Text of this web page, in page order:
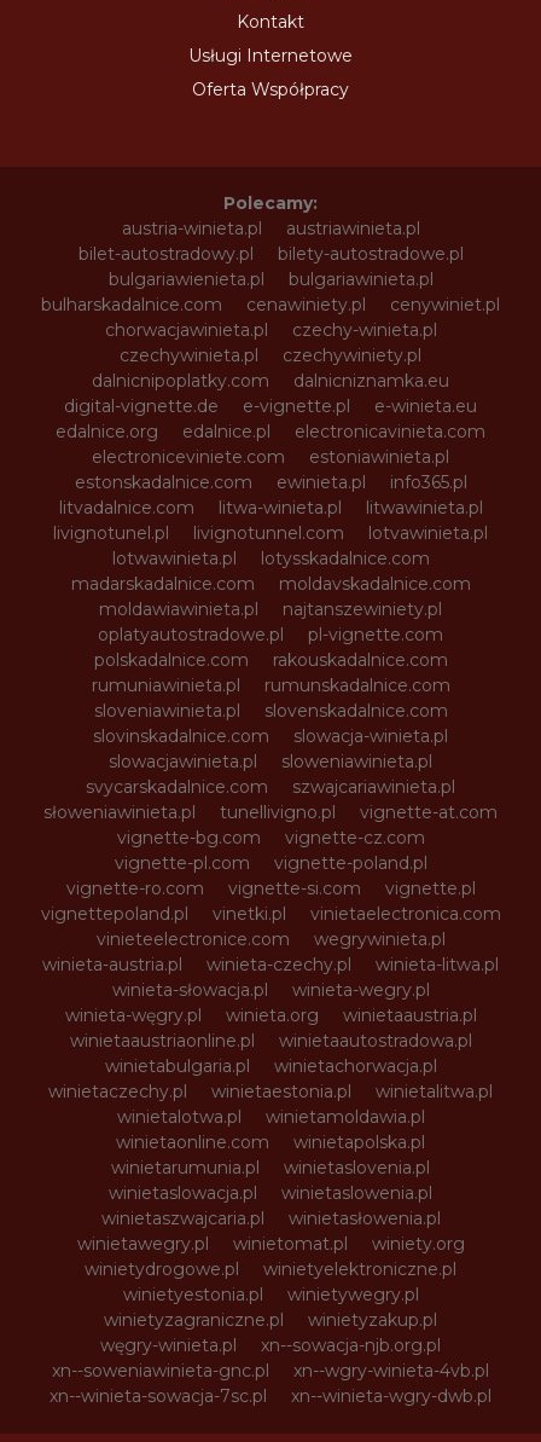
Kontakt
Usługi Internetowe
Oferta Współpracy
Polecamy:
austria-winieta.pl
austriawinieta.pl
bilet-autostradowy.pl
bilety-autostradowe.pl
bulgariawienieta.pl
bulgariawinieta.pl
bulharskadalnice.com
cenawiniety.pl
cenywiniet.pl
chorwacjawinieta.pl
czechy-winieta.pl
czechywinieta.pl
czechywiniety.pl
dalnicnipoplatky.com
dalnicniznamka.eu
digital-vignette.de
e-vignette.pl
e-winieta.eu
edalnice.org
edalnice.pl
electronicavinieta.com
electroniceviniete.com
estoniawinieta.pl
estonskadalnice.com
ewinieta.pl
info365.pl
litvadalnice.com
litwa-winieta.pl
litwawinieta.pl
livignotunel.pl
livignotunnel.com
lotvawinieta.pl
lotwawinieta.pl
lotysskadalnice.com
madarskadalnice.com
moldavskadalnice.com
moldawiawinieta.pl
najtanszewiniety.pl
oplatyautostradowe.pl
pl-vignette.com
polskadalnice.com
rakouskadalnice.com
rumuniawinieta.pl
rumunskadalnice.com
sloveniawinieta.pl
slovenskadalnice.com
slovinskadalnice.com
slowacja-winieta.pl
slowacjawinieta.pl
sloweniawinieta.pl
svycarskadalnice.com
szwajcariawinieta.pl
słoweniawinieta.pl
tunellivigno.pl
vignette-at.com
vignette-bg.com
vignette-cz.com
vignette-pl.com
vignette-poland.pl
vignette-ro.com
vignette-si.com
vignette.pl
vignettepoland.pl
vinetki.pl
vinietaelectronica.com
vinieteelectronice.com
wegrywinieta.pl
winieta-austria.pl
winieta-czechy.pl
winieta-litwa.pl
winieta-słowacja.pl
winieta-wegry.pl
winieta-węgry.pl
winieta.org
winietaaustria.pl
winietaaustriaonline.pl
winietaautostradowa.pl
winietabulgaria.pl
winietachorwacja.pl
winietaczechy.pl
winietaestonia.pl
winietalitwa.pl
winietalotwa.pl
winietamoldawia.pl
winietaonline.com
winietapolska.pl
winietarumunia.pl
winietaslovenia.pl
winietaslowacja.pl
winietaslowenia.pl
winietaszwajcaria.pl
winietasłowenia.pl
winietawegry.pl
winietomat.pl
winiety.org
winietydrogowe.pl
winietyelektroniczne.pl
winietyestonia.pl
winietywegry.pl
winietyzagraniczne.pl
winietyzakup.pl
węgry-winieta.pl
xn--sowacja-njb.org.pl
xn--soweniawinieta-gnc.pl
xn--wgry-winieta-4vb.pl
xn--winieta-sowacja-7sc.pl
xn--winieta-wgry-dwb.pl